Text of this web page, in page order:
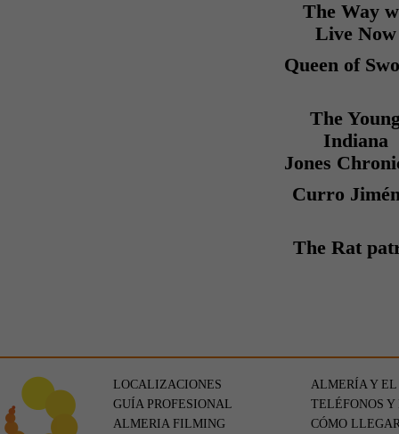
The Way
Live Now
Queen of
The
Indiana
Jones
Curro
The Rat
LOCALIZACIONES
GUÍA PROFESIONAL
ALMERIA FILMING
ALMERÍA Y EL
TELÉFONOS Y
CÓMO